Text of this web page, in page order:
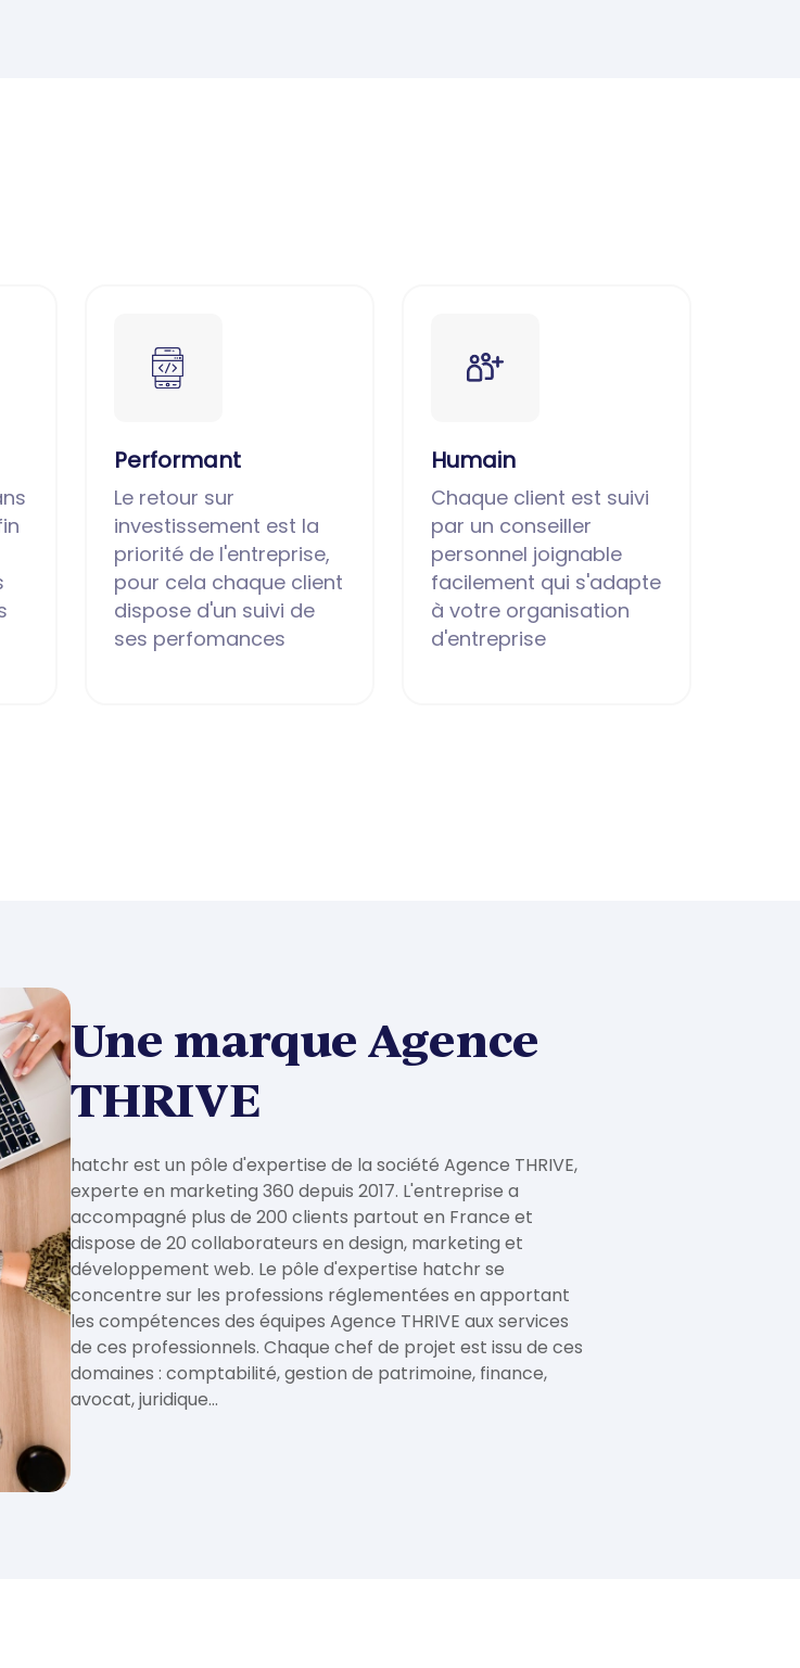
Performant
Le retour sur
investissement est la
priorité de l'entreprise,
pour cela chaque client
dispose d'un suivi de
ses perfomances
Humain
Chaque client est suivi
par un conseiller
personnel joignable
facilement qui s'adapte
à votre organisation
d'entreprise
Une marque Agence
THRIVE
hatchr est un pôle d'expertise de la société Agence THRIVE,
experte en marketing 360 depuis 2017. L'entreprise a
accompagné plus de 200 clients partout en France et
dispose de 20 collaborateurs en design, marketing et
développement web. Le pôle d'expertise hatchr se
concentre sur les professions réglementées en apportant
les compétences des équipes Agence THRIVE aux services
de ces professionnels. Chaque chef de projet est issu de ces
domaines : comptabilité, gestion de patrimoine, finance,
avocat, juridique...